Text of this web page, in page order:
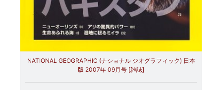
NATIONAL GEOGRAPHIC (ナショナル ジオグラフィック) 日本
版 2007年 09月号 [雑誌]